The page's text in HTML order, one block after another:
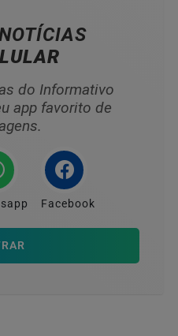
do Informativo
app favorito de
Facebook